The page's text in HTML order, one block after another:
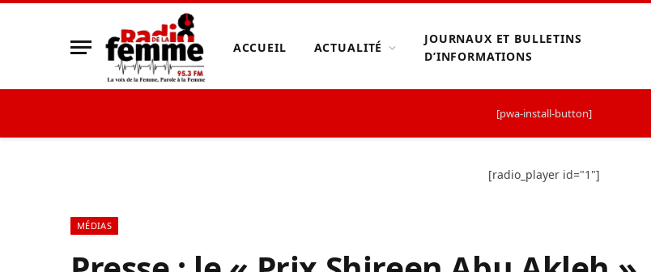
ACCUEIL ACTUALITÉ
JOURNAUX ET BULLETINS
D’INFORMATIONS
[pwa-install-button]
[radio_player id="1"]
MÉDIAS